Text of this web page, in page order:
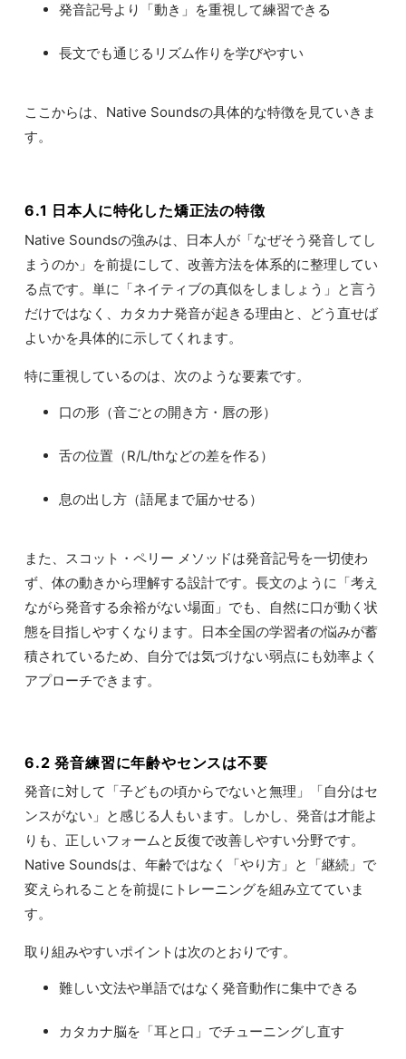
発音記号より「動き」を重視して練習できる
長文でも通じるリズム作りを学びやすい
ここからは、Native Soundsの具体的な特徴を見ていきま
す。
6.1 日本人に特化した矯正法の特徴
Native Soundsの強みは、日本人が「なぜそう発音してし
まうのか」を前提にして、改善方法を体系的に整理してい
る点です。単に「ネイティブの真似をしましょう」と言う
だけではなく、カタカナ発音が起きる理由と、どう直せば
よいかを具体的に示してくれます。
特に重視しているのは、次のような要素です。
口の形（音ごとの開き方・唇の形）
舌の位置（R/L/thなどの差を作る）
息の出し方（語尾まで届かせる）
また、スコット・ペリー メソッドは発音記号を一切使わ
ず、体の動きから理解する設計です。長文のように「考え
ながら発音する余裕がない場面」でも、自然に口が動く状
態を目指しやすくなります。日本全国の学習者の悩みが蓄
積されているため、自分では気づけない弱点にも効率よく
アプローチできます。
6.2 発音練習に年齢やセンスは不要
発音に対して「子どもの頃からでないと無理」「自分はセ
ンスがない」と感じる人もいます。しかし、発音は才能よ
りも、正しいフォームと反復で改善しやすい分野です。
Native Soundsは、年齢ではなく「やり方」と「継続」で
変えられることを前提にトレーニングを組み立てていま
す。
取り組みやすいポイントは次のとおりです。
難しい文法や単語ではなく発音動作に集中できる
カタカナ脳を「耳と口」でチューニングし直す